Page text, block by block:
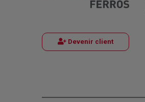
Devenir client